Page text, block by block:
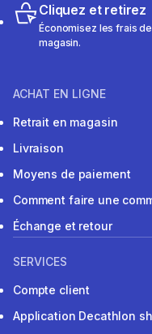
Cliquez et retirez
Économisez les frais
magasin.
ACHAT EN LIGNE
Retrait en magasin
Livraison
Moyens de paiement
Comment faire une
Échange et retour
SERVICES
Compte client
Application Decathlon